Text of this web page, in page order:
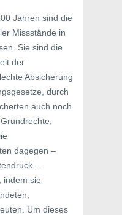
Jahren sind die
Missstände in
Sie sind die
der
Absicherung
durch
auch noch
dagegen –
–
indem sie
Um dieses